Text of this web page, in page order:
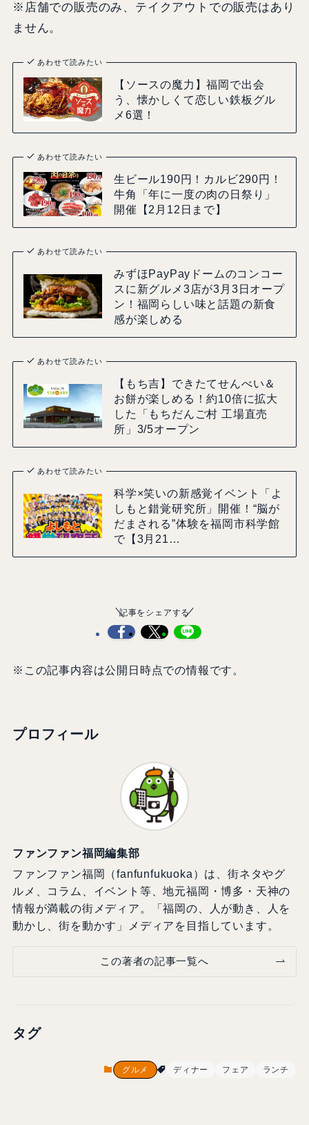
※店舗での販売のみ、テイクアウトでの販売はあり
ません。
あわせて読みたい
【ソースの魔力】福岡で出会
う、懐かしくて恋しい鉄板グル
メ6選！
あわせて読みたい
生ビール190円！カルビ290円！
牛角「年に一度の肉の日祭り」
開催【2月12日まで】
あわせて読みたい
みずほPayPayドームのコンコー
スに新グルメ3店が3月3日オープ
ン！福岡らしい味と話題の新食
感が楽しめる
あわせて読みたい
【もち吉】できたてせんべい＆
お餅が楽しめる！約10倍に拡大
した「もちだんご村 工場直売
所」3/5オープン
あわせて読みたい
科学×笑いの新感覚イベント「よ
しもと錯覚研究所」開催！“脳が
だまされる”体験を福岡市科学館
で【3月21…
記事をシェアする
※この記事内容は公開日時点での情報です。
プロフィール
ファンファン福岡編集部
ファンファン福岡（fanfunfukuoka）は、街ネタやグ
ルメ、コラム、イベント等、地元福岡・博多・天神の
情報が満載の街メディア。「福岡の、人が動き、人を
動かし、街を動かす」メディアを目指しています。
この著者の記事一覧へ
タグ
グルメ ディナー フェア ランチ